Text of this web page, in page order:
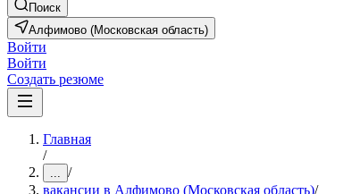
Поиск
Алфимово (Московская область)
Войти
Войти
Создать резюме
Главная
/
... /
вакансии в Алфимово (Московская область)/